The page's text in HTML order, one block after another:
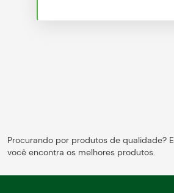
Procurando por produtos de qualidade?
você encontra os melhores produtos.